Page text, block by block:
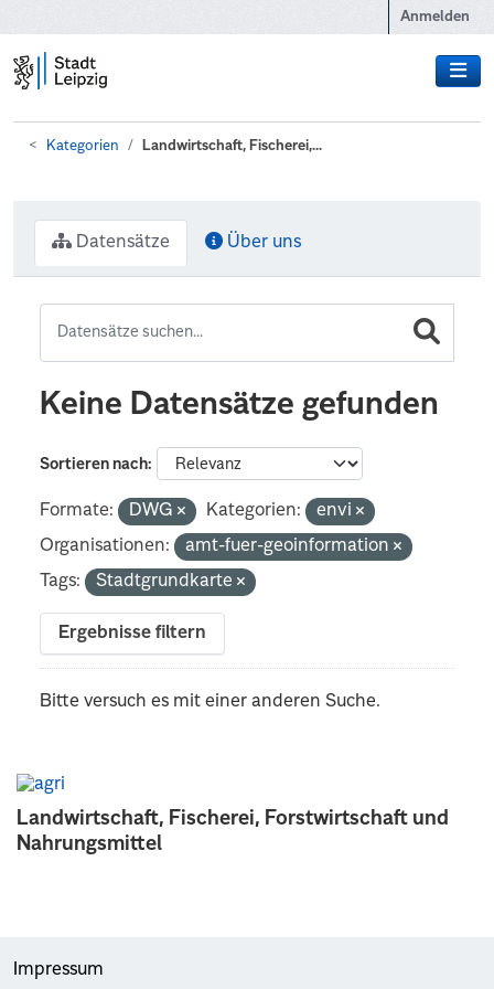
Anmelden
Kategorien Landwirtschaft, Fischerei,...
Landwirtschaft, Fischerei, Forstwirtschaft und
Nahrungsmittel
Datensätze Über uns
Keine Datensätze gefunden
Sortieren nach
Formate: DWG Kategorien:
envi
Organisationen:
amt-fuer-geoinformation
Tags:
Stadtgrundkarte
Ergebnisse filtern
Bitte versuch es mit einer anderen Suche.
Impressum